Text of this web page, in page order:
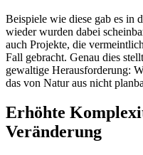
Beispiele wie diese gab es in
wieder wurden dabei
auch Projekte, die
Fall gebracht. Genau dies
gewaltige Herausforderung:
das von Natur aus nicht
Erhöhte
Veränderung